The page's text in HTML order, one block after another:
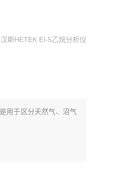
斯HETEK EI-5乙烷分析仪
用于区分天然气、沼气